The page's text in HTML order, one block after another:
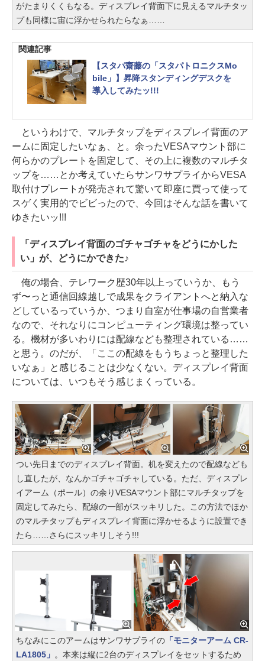
がたまりくくもなる。ディスプレイ背面下に見えるマルチタッ
プも同様に宙に浮かせられたらなぁ……
関連記事
【スタパ齋藤の「スタパトロニクスMo
bile」】昇降スタンディングデスクを
導入してみたッ!!!
というわけで、マルチタップをディスプレイ背面のア
ームに固定したいなぁ、と。余ったVESAマウント部に
何らかのプレートを固定して、その上に複数のマルチタ
ップを……とか考えていたらサンワサプライからVESA
取付けプレートが発売されて驚いて即座に買って使って
スゲく実用的でビビったので、今回はそんな話を書いて
ゆきたいッ!!!
「ディスプレイ背面のゴチャゴチャをどうにかした
い」が、どうにかできた♪
俺の場合、テレワーク歴30年以上っていうか、もう
ず〜っと通信回線越しで成果をクライアントへと納入な
どしているっていうか、つまり自室が仕事場の自営業者
なので、それなりにコンピューティング環境は整ってい
る。機材が多いわりには配線なども整理されている……
と思う。のだが、「ここの配線をもうちょっと整理した
いなぁ」と感じることは少なくない。ディスプレイ背面
については、いつもそう感じまくっている。
つい先日までのディスプレイ背面。机を変えたので配線なども
し直したが、なんかゴチャゴチャしている。ただ、ディスプレ
イアーム（ポール）の余りVESAマウント部にマルチタップを
固定してみたら、配線の一部がスッキリした。この方法でほか
のマルチタップもディスプレイ背面に浮かせるように設置でき
たら……さらにスッキリしそう!!!
ちなみにこのアームはサンワサプライの「モニターアーム CR-
LA1805」 。本来は縦に2台のディスプレイをセットするため